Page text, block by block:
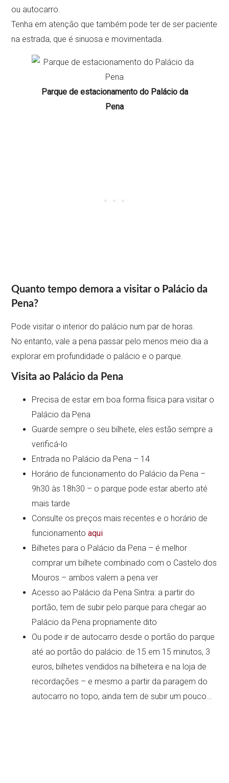
ou autocarro.
Tenha em atenção que também pode ter de ser paciente
na estrada, que é sinuosa e movimentada.
Parque de estacionamento do Palácio da
Pena
Quanto tempo demora a visitar o Palácio da
Pena?
Pode visitar o interior do palácio num par de horas.
No entanto, vale a pena passar pelo menos meio dia a
explorar em profundidade o palácio e o parque.
Visita ao Palácio da Pena
Precisa de estar em boa forma física para visitar o
Palácio da Pena
Guarde sempre o seu bilhete, eles estão sempre a
verificá-lo
Entrada no Palácio da Pena – 14
Horário de funcionamento do Palácio da Pena –
9h30 às 18h30 – o parque pode estar aberto até
mais tarde
Consulte os preços mais recentes e o horário de
funcionamentoaqui
Bilhetes para o Palácio da Pena – é melhor
comprar um bilhete combinado com o Castelo dos
Mouros – ambos valem a pena ver
Acesso ao Palácio da Pena Sintra: a partir do
portão, tem de subir pelo parque para chegar ao
Palácio da Pena propriamente dito
Ou pode ir de autocarro desde o portão do parque
até ao portão do palácio: de 15 em 15 minutos, 3
euros, bilhetes vendidos na bilheteira e na loja de
recordações – e mesmo a partir da paragem do
autocarro no topo, ainda tem de subir um pouco…